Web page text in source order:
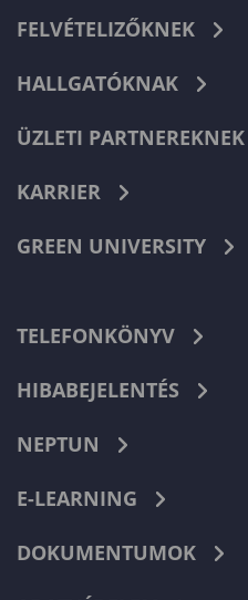
FELVÉTELIZŐKNEK
HALLGATÓKNAK
ÜZLETI PARTNEREKNEK
KARRIER
GREEN UNIVERSITY
TELEFONKÖNYV
HIBABEJELENTÉS
NEPTUN
E-LEARNING
DOKUMENTUMOK